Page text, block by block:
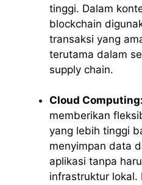
tinggi. Dalam
blockchain
transaksi yang
terutama dalam
supply chain.
Cloud Computing:
memberikan
yang lebih tinggi
menyimpan data
aplikasi tanpa
infrastruktur lokal.